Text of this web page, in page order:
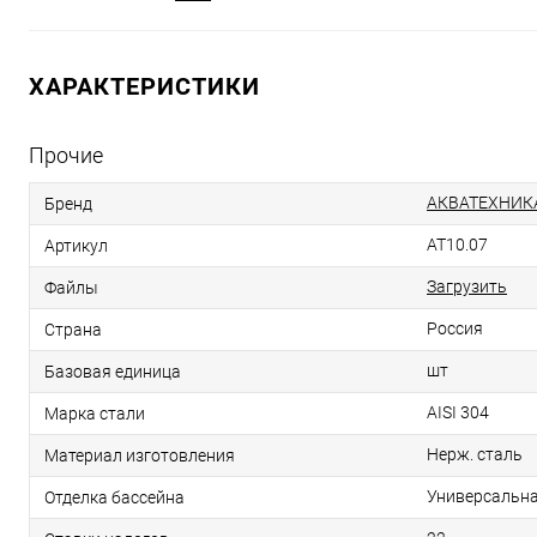
ХАРАКТЕРИСТИКИ
Прочие
Бренд
Артикул AT10.07
Файлы Загрузить
Страна Россия
Базовая единица шт
Марка стали AISI 304
Материал изготовления Нерж. сталь
Отделка бассейна